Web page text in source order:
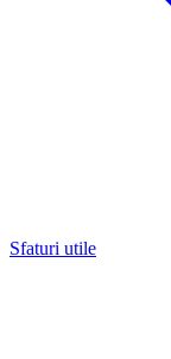
Sfaturi utile